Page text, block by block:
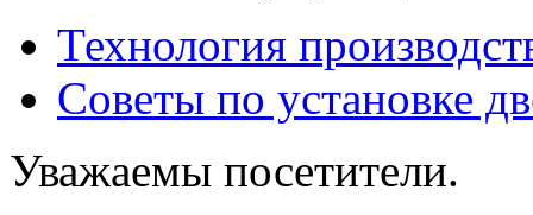
Технология
Советы по установке
Уважаемы посетители.